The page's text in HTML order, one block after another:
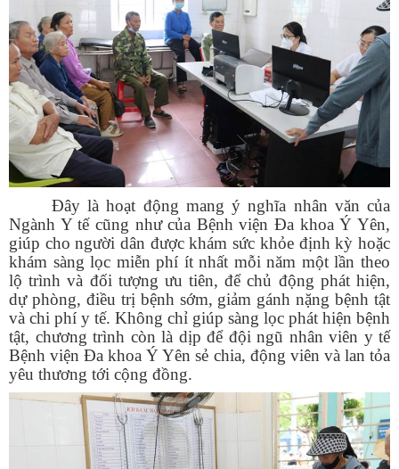
Đây là hoạt động mang ý nghĩa nhân văn của
Ngành Y tế cũng như của Bệnh viện Đa khoaÝ Yên,
giúp cho người dân được khám sức khỏe định kỳ hoặc
khám sàng lọc miễn phí ít nhất mỗi năm một lần theo
lộ trình và đối tượng ưu tiên, để chủ động phát hiện,
dự phòng, điều trị bệnh sớm, giảm gánh nặng bệnh tật
và chi phí y tế. Không chỉ giúp sàng lọc phát hiện bệnh
tật, chương trình còn là dịp để đội ngũ nhân viên y tế
Bệnh viện Đa khoa Ý Yên sẻ chia, động viên và lan tỏa
yêu thương tới cộng đồng.